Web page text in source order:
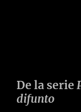
De la serie
difunto